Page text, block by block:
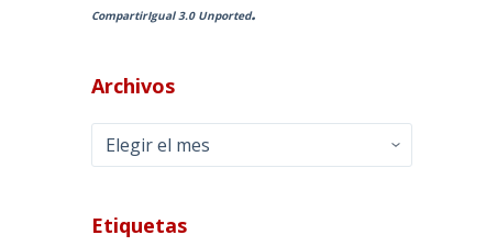
CompartirIgual 3.0 Unported.
Archivos
Archivos
Etiquetas